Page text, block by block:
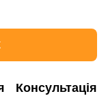
Консультація